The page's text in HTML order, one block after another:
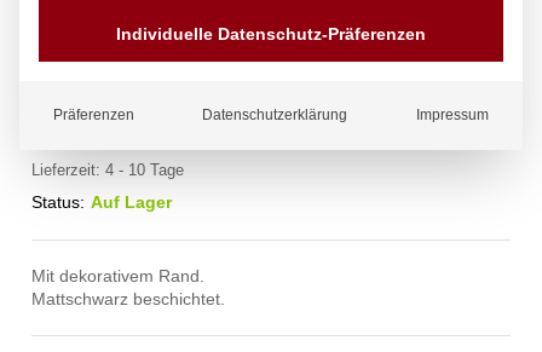
7,18€ exkl. MwSt.
Lieferzeit:4 - 10 Tage
Status: Auf Lager
Mit dekorativem Rand.
Mattschwarz beschichtet.
Individuelle Datenschutz-Präferenzen
Präferenzen Datenschutzerklärung Impressum